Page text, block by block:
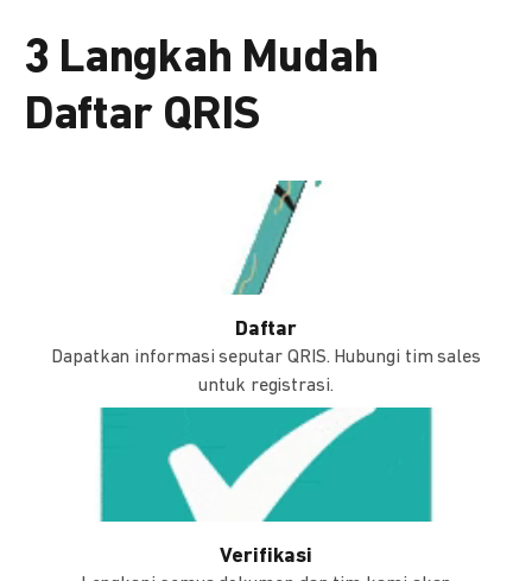
3 Langkah Mudah
Daftar QRIS
Daftar
Dapatkan informasi seputar QRIS. Hubungi tim sales
untuk registrasi.
Verifikasi